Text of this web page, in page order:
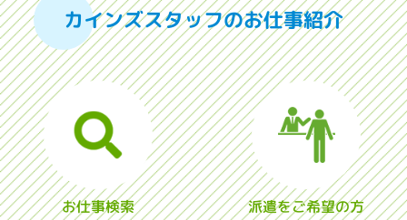
カインズスタッフのお仕事紹介
お仕事検索 派遣をご希望の方